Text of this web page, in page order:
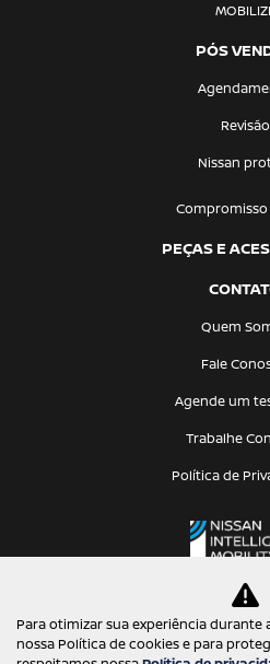
PÓS
Revisão
Nissan
Compromisso
PEÇAS E
Quem
Fale
Agende um
Trabalhe
Política de
Desacelere. Seu
Para otimizar sua experiência durante
nossa Política de cookies e para